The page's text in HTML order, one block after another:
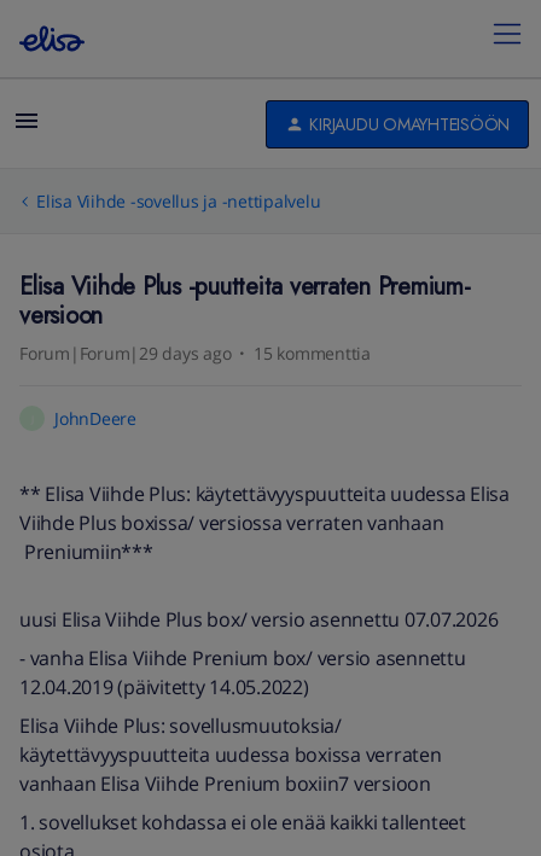
KIRJAUDU OMAYHTEISÖÖN
Elisa Viihde -sovellus ja -nettipalvelu
Elisa Viihde Plus -puutteita verraten Premium-
versioon
Forum|Forum|29 days ago 15 kommenttia
JohnDeere
** Elisa Viihde Plus: käytettävyyspuutteita uudessa Elisa
Viihde Plus boxissa/ versiossa verraten vanhaan
Preniumiin***
uusi Elisa Viihde Plus box/ versio asennettu 07.07.2026
- vanha Elisa Viihde Prenium box/ versio asennettu
12.04.2019 (päivitetty 14.05.2022)
Elisa Viihde Plus: sovellusmuutoksia/
käytettävyyspuutteita uudessa boxissa verraten
vanhaan Elisa Viihde Prenium boxiin7 versioon
1. sovellukset kohdassa ei ole enää kaikki tallenteet